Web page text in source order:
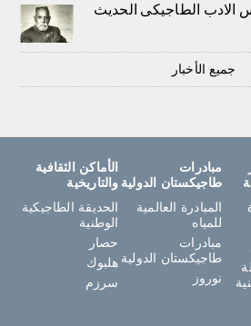
الطاجيكى الحديث
جميع الأخبار
مبادرات
طاجيكستان الدولية
المبادرة العالمية
للمياه
مبادرات
طاجيكستان الدولية
نوروز
الأماكن الثقافية
والتاريخية
الحديقة الطاجيكية
الوطنية
حصار
هلبوك
سرزم